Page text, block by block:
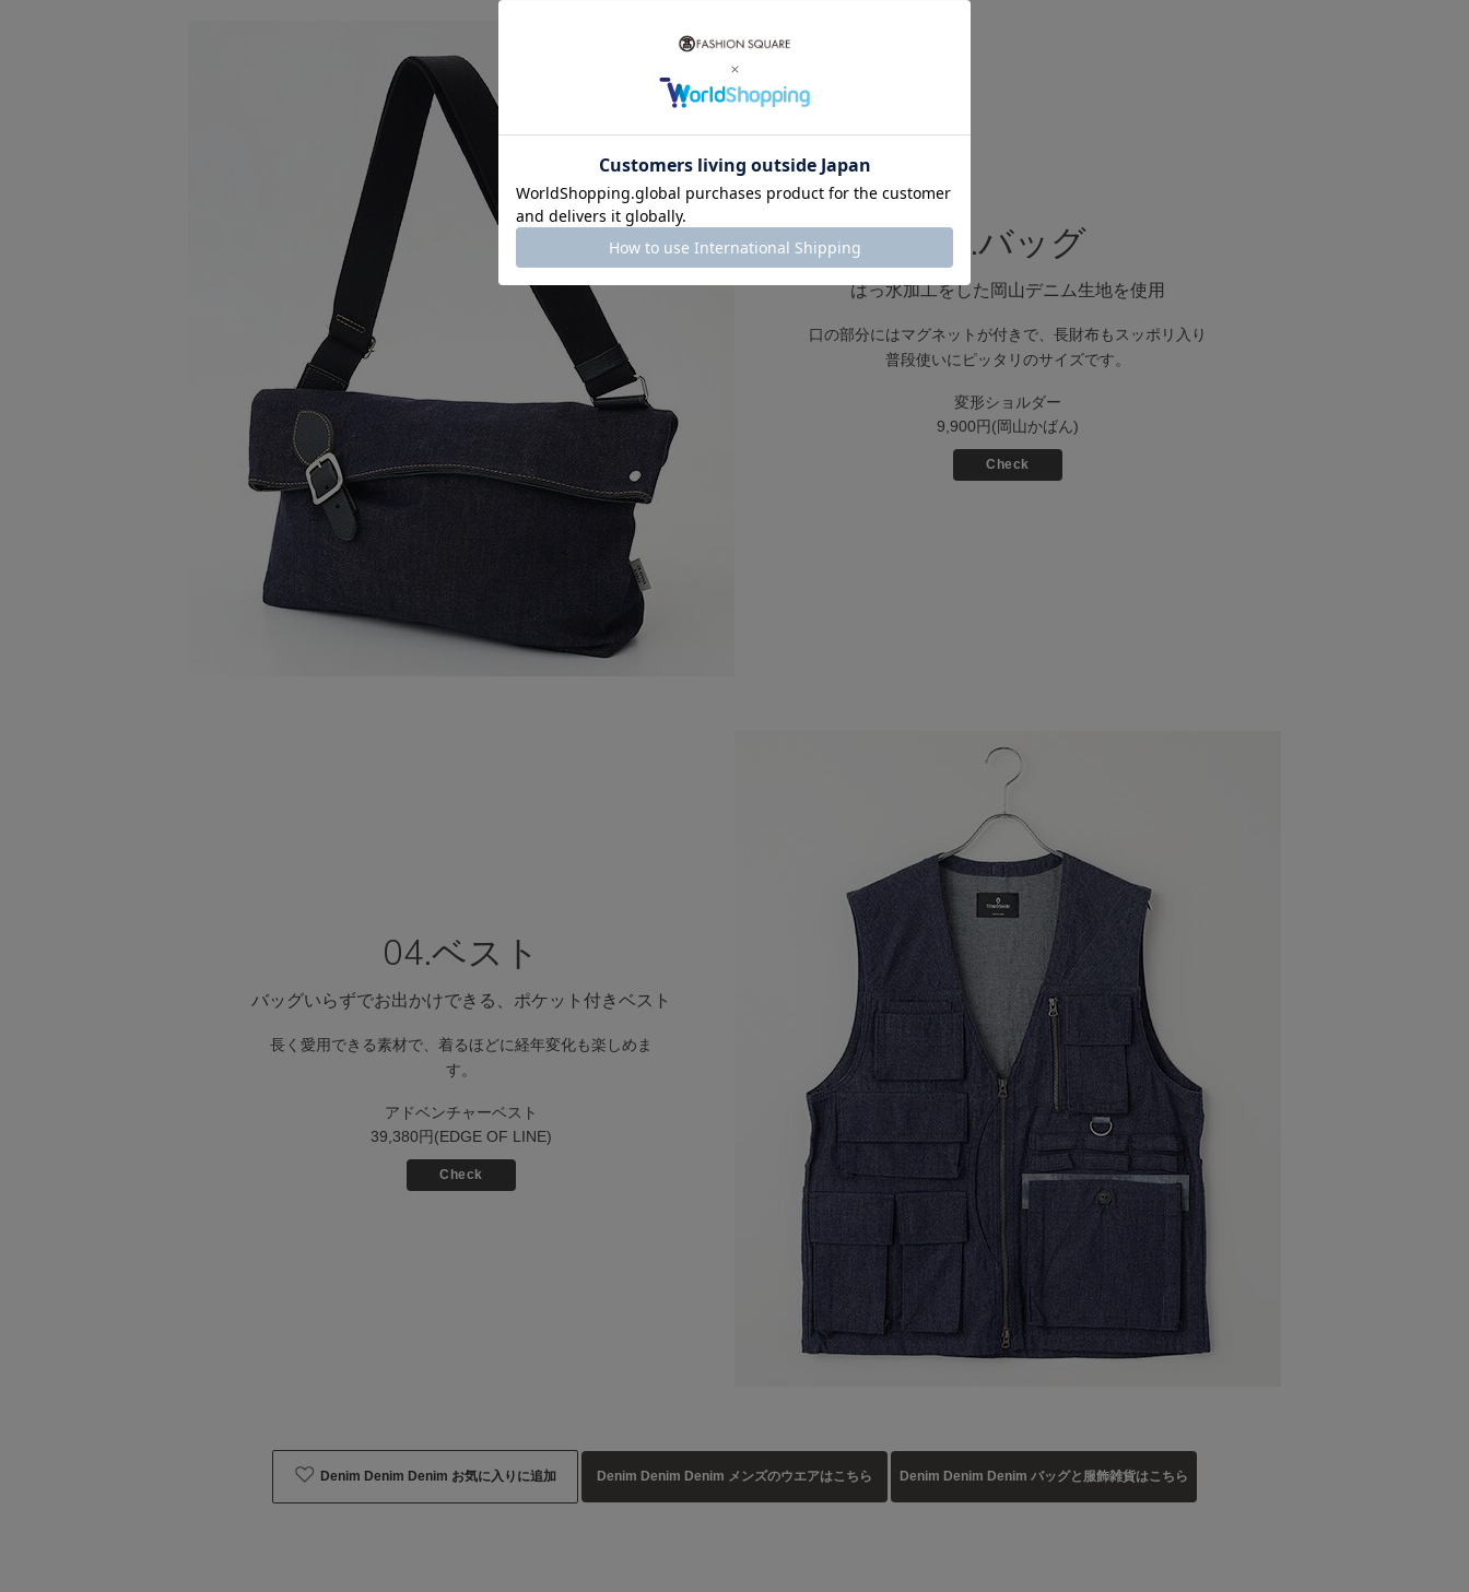
03.バッグ
はっ水加工をした岡山デニム生地を使用
口の部分にはマグネットが付きで、長財布もスッポリ入り
普段使いにピッタリのサイズです。
変形ショルダー
9,900円(岡山かばん)
Check
04.ベスト
バッグいらずでお出かけできる、ポケット付きベスト
長く愛用できる素材で、着るほどに経年変化も楽しめま
す。
アドベンチャーベスト
39,380円(EDGE OF LINE)
Check
Denim Denim Denim お気に入りに追加 Denim Denim Denim メンズのウエアはこちら Denim Denim Denim バッグと服飾雑貨はこちら